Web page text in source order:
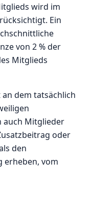
wird im
Ein
von 2 % der
Mitglieds
dem tatsächlich
auch Mitglieder
oder
den
erheben, vom